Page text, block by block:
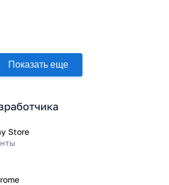
Показать еще
Store